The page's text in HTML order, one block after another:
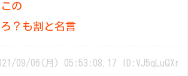
の
？も割と名言
09/06(月) 05:53:08.17 ID:VJ5qLuQXr